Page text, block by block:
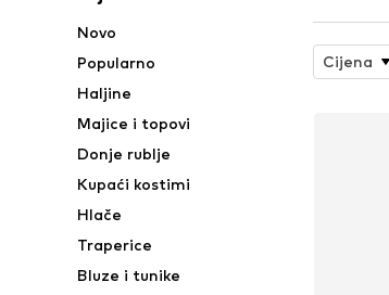
Novo
Popularno
Haljine
Majice i topovi
Donje rublje
Kupaći kostimi
Hlače
Traperice
Bluze i tunike
Cijena